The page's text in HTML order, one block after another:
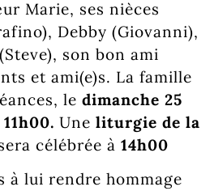
Marie, ses nièces
Debby (Giovanni),
son bon ami
et ami(e)s. La famille
le dimanche 25
11h00. Une liturgie de la
célébrée à 14h00
à lui rendre hommage